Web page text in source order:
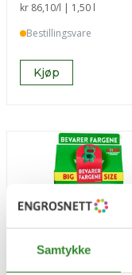
Samtykke
Sammenligning pris
kr 86,10/l | 1,50 l
Bestillingsvare
Kjøp